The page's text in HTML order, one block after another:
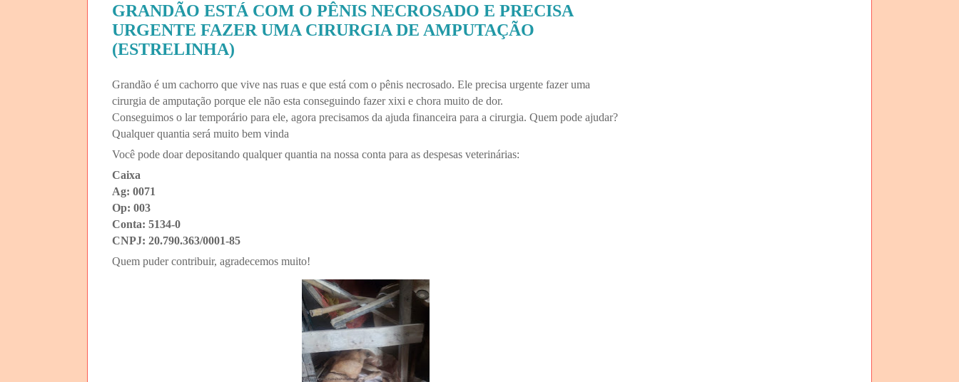
GRANDÃO ESTÁ COM O PÊNIS NECROSADO E PRECISA
URGENTE FAZER UMA CIRURGIA DE AMPUTAÇÃO
(ESTRELINHA)
Grandão é um cachorro que vive nas ruas e que está com o pênis necrosado. Ele precisa urgente fazer uma
cirurgia de amputação porque ele não esta conseguindo fazer xixi e chora muito de dor.
Conseguimos o lar temporário para ele, agora precisamos da ajuda financeira para a cirurgia. Quem pode ajudar?
Qualquer quantia será muito bem vinda
Você pode doar depositando qualquer quantia na nossa conta para as despesas veterinárias:
Caixa
Ag: 0071
Op: 003
Conta: 5134-0
CNPJ: 20.790.363/0001-85
Quem puder contribuir, agradecemos muito!